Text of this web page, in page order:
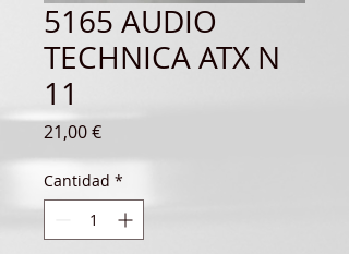
5165 AUDIO
TECHNICA ATX N
11
21,00 €Precio
Cantidad *